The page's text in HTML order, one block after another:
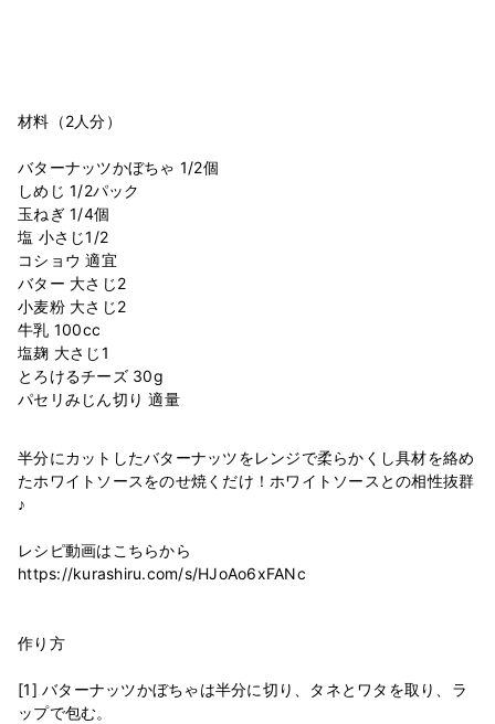
材料（2人分）
バターナッツかぼちゃ 1/2個
しめじ 1/2パック
玉ねぎ 1/4個
塩 小さじ1/2
コショウ 適宜
バター 大さじ2
小麦粉 大さじ2
牛乳 100cc
塩麹 大さじ1
とろけるチーズ 30g
パセリみじん切り 適量
半分にカットしたバターナッツをレンジで柔らかくし具材を絡め
たホワイトソースをのせ焼くだけ！ホワイトソースとの相性抜群
♪
レシピ動画はこちらから
https://kurashiru.com/s/HJoAo6xFANc
作り方
[1] バターナッツかぼちゃは半分に切り、タネとワタを取り、ラ
ップで包む。